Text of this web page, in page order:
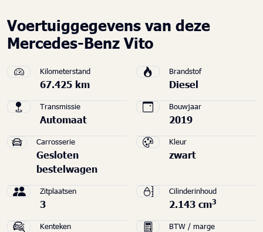
Voertuiggegevens van deze
Mercedes-Benz Vito
Kilometerstand
67.425 km
Brandstof
Diesel
Transmissie
Automaat
Bouwjaar
2019
Carrosserie
Gesloten
bestelwagen
Kleur
zwart
Zitplaatsen
3
Cilinderinhoud
2.143 cm3
Kenteken BTW / marge